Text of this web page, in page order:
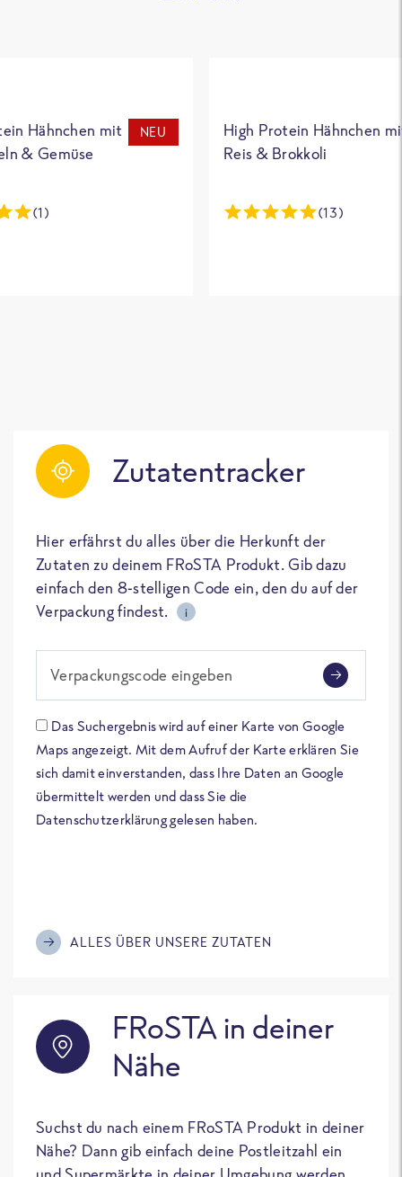
Hähnchen mit
& Gemüse
NEU
(1)
High Protein Hähnchen
Reis & Brokkoli
(13)
Zutatentracker
Hier erfährst du alles über die Herkunft der
Zutaten zu deinem FRoSTA Produkt. Gib dazu
einfach den 8-stelligen Code ein, den du auf der
Verpackung findest.
i
Verpackungscode eingeben
Das Suchergebnis wird auf einer Karte von Google
Maps angezeigt. Mit dem Aufruf der Karte erklären Sie
sich damit einverstanden, dass Ihre Daten an Google
übermittelt werden und dass Sie die
Datenschutzerklärung gelesen haben.
ALLES ÜBER UNSERE ZUTATEN
FRoSTA in deiner
Nähe
Suchst du nach einem FRoSTA Produkt in deiner
Nähe? Dann gib einfach deine Postleitzahl ein